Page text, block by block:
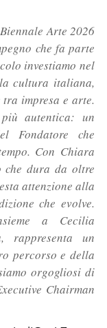
Arte 2026
che fa parte
investiamo nel
cultura italiana,
impresa e arte.
autentica: un
Fondatore che
Con Chiara
che dura da oltre
attenzione alla
che evolve.
a Cecilia
rappresenta un
percorso e della
orgogliosi di
Chairman